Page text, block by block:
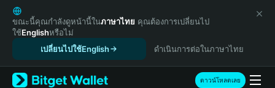
English
日本語
Tiếng Việt
Español (Latinoamérica)
Türkçe
ขณะนี้คุณกำลังดูหน้านี้ในภาษาไทย คุณต้องการเปลี่ยนไป
ใช้Englishหรือไม่
เปลี่ยนไปใช้English
ดำเนินการต่อในภาษาไทย
ดาวน์โหลดเลย